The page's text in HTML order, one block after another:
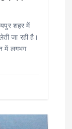
शहर में
जा रही है।
में लगभग